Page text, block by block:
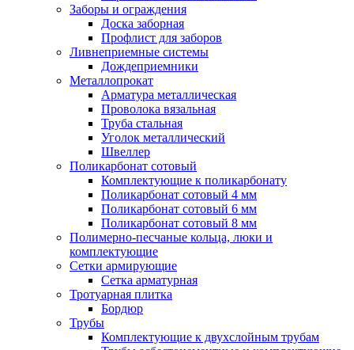
Заборы и ограждения
Доска заборная
Профлист для заборов
Ливнеприемные системы
Дождеприемники
Металлопрокат
Арматура металлическая
Проволока вязальная
Труба стальная
Уголок металлический
Швеллер
Поликарбонат сотовый
Комплектующие к поликарбонату
Поликарбонат сотовый 4 мм
Поликарбонат сотовый 6 мм
Поликарбонат сотовый 8 мм
Полимерно-песчаные кольца, люки и
комплектующие
Сетки армирующие
Сетка арматурная
Тротуарная плитка
Бордюр
Трубы
Комплектующие к двухслойным трубам